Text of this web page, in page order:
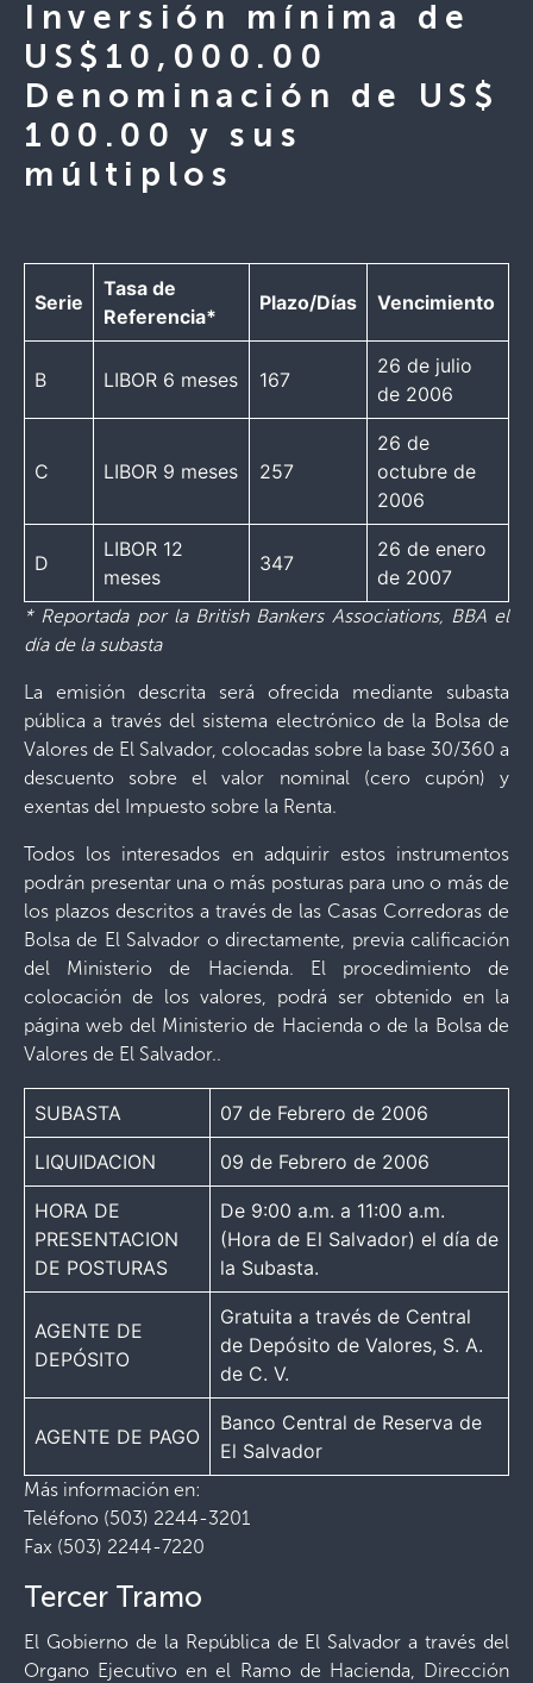
Inversión mínima de
US$10,000.00
Denominación de US$
100.00 y sus
múltiplos
Serie
Tasa de
Referencia*
Plazo/Días Vencimiento
B LIBOR 6 meses 167
26 de julio
de 2006
C LIBOR 9 meses 257
26 de
octubre de
2006
D
LIBOR 12
meses
347
26 de enero
de 2007
* Reportada por la British Bankers Associations, BBA el
día de la subasta
La emisión descrita será ofrecida mediante subasta
pública a través del sistema electrónico de la Bolsa de
Valores de El Salvador, colocadas sobre la base 30/360 a
descuento sobre el valor nominal (cero cupón) y
exentas del Impuesto sobre la Renta.
Todos los interesados en adquirir estos instrumentos
podrán presentar una o más posturas para uno o más de
los plazos descritos a través de las Casas Corredoras de
Bolsa de El Salvador o directamente, previa calificación
del Ministerio de Hacienda. El procedimiento de
colocación de los valores, podrá ser obtenido en la
página web del Ministerio de Hacienda o de la Bolsa de
Valores de El Salvador..
SUBASTA 07 de Febrero de 2006
LIQUIDACION 09 de Febrero de 2006
HORA DE
PRESENTACION
DE POSTURAS
De 9:00 a.m. a 11:00 a.m.
(Hora de El Salvador) el día de
la Subasta.
AGENTE DE
DEPÓSITO
Gratuita a través de Central
de Depósito de Valores, S. A.
de C. V.
AGENTE DE PAGO
Banco Central de Reserva de
El Salvador
Más información en:
Teléfono (503) 2244-3201
Fax (503) 2244-7220
Tercer Tramo
El Gobierno de la República de El Salvador a través del
Organo Ejecutivo en el Ramo de Hacienda, Dirección